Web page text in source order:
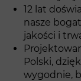
12 lat
nasze
jakości i
Polski,
wygodnie,